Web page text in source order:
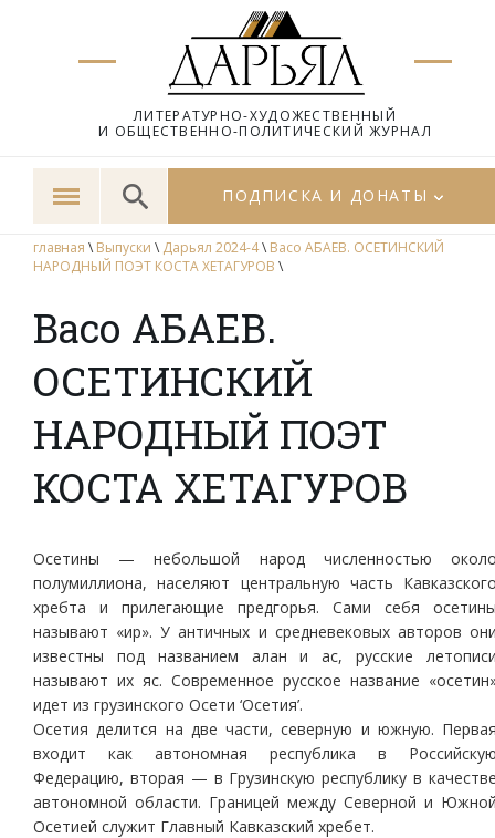
ЛИТЕРАТУРНО-ХУДОЖЕСТВЕННЫЙ
И ОБЩЕСТВЕННО-ПОЛИТИЧЕСКИЙ ЖУРНАЛ
ПОДПИСКА И ДОНАТЫ
главная \ Выпуски \ Дарьял 2024-4\ Васо АБАЕВ. ОСЕТИНСКИЙ
НАРОДНЫЙ ПОЭТ КОСТА ХЕТАГУРОВ \
Васо АБАЕВ.
ОСЕТИНСКИЙ
НАРОДНЫЙ ПОЭТ
КОСТА ХЕТАГУРОВ
Осетины — небольшой народ численностью
полумиллиона, населяют центральную часть
хребта и прилегающие предгорья. Сами себя
называют «ир». У античных и средневековых авторов
известны под названием алан и ас, русские
называют их яс. Современное русское название
идет из грузинского Осети ‘Осетия’.
Осетия делится на две части, северную и южную.
входит как автономная республика в
Федерацию, вторая — в Грузинскую республику в
автономной области. Границей между Северной и
Осетией служит Главный Кавказский хребет.